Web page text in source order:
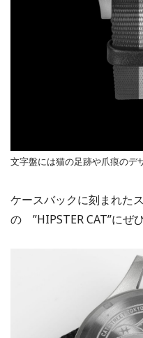
文字盤には猫の足跡や爪痕のデ
ケースバックに刻まれた
の ”HIPSTER CAT”にぜ